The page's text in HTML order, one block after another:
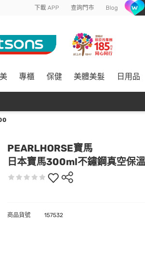
下載 APP 查詢門市 Blog
專櫃 保健 美體美髮 日用品
PEARLHORSE寶馬
日本寶馬300ml不鏽鋼真空保
商品貨號 157532